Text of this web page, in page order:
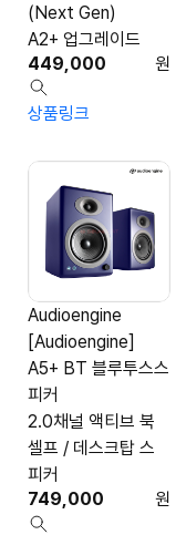
(Next Gen)
A2+ 업그레이드
449,000
원
상품링크
Audioengine
[Audioengine]
A5+ BT 블루투스스
피커
2.0채널 액티브 북
셀프 / 데스크탑 스
피커
749,000
원